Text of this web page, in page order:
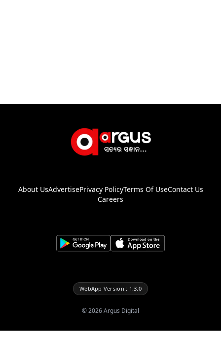
About UsAdvertisePrivacy PolicyTerms Of UseContact Us
Careers
WebApp Version : 1.3.0
©2026Argus Digital